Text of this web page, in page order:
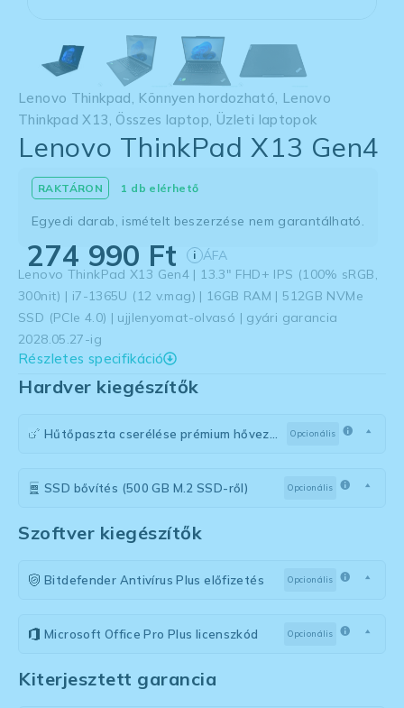
Lenovo Thinkpad Könnyen hordozható Lenovo
Thinkpad X13 Összes laptop Üzleti laptopok
Lenovo ThinkPad X13 Gen4
1 db elérhető
Egyedi darab, ismételt beszerzése nem garantálható.
274 990 Ft i ÁFA
Lenovo ThinkPad X13 Gen4 | 13.3″ FHD+ IPS (100% sRGB,
300nit) | i7-1365U (12 v.mag) | 16GB RAM | 512GB NVMe
SSD (PCIe 4.0) | ujjlenyomat-olvasó | gyári garancia
2028.05.27-ig
Részletes specifikáció
Hardver kiegészítők
Opcionális
SSD bővítés (500 GB M.2 SSD-ről) Opcionális
Szoftver kiegészítők
Bitdefender Antivírus Plus előfizetés Opcionális
Microsoft Office Pro Plus licenszkód Opcionális
Kiterjesztett garancia